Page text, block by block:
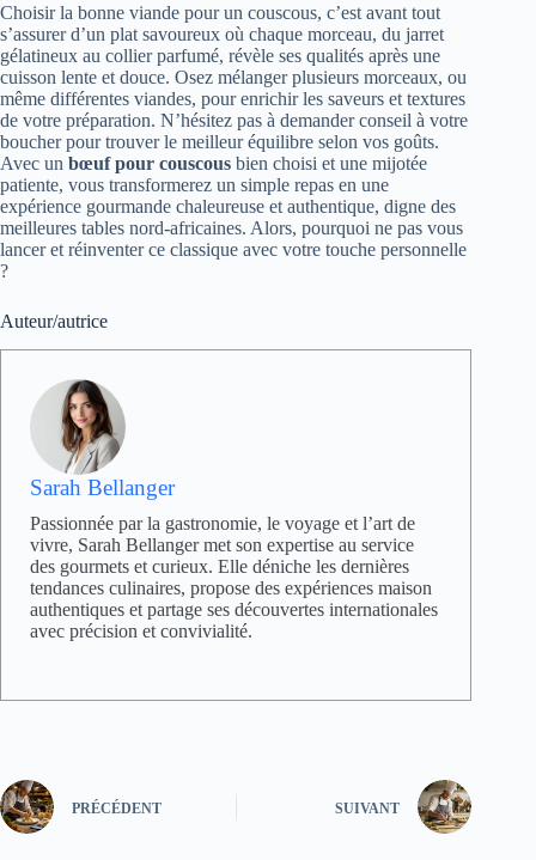
Choisir la bonne viande pour un couscous, c’est avant tout
s’assurer d’un plat savoureux où chaque morceau, du jarret
gélatineux au collier parfumé, révèle ses qualités après une
cuisson lente et douce. Osez mélanger plusieurs morceaux, ou
même différentes viandes, pour enrichir les saveurs et textures
de votre préparation. N’hésitez pas à demander conseil à votre
boucher pour trouver le meilleur équilibre selon vos goûts.
Avec un bœuf pour couscous bien choisi et une mijotée
patiente, vous transformerez un simple repas en une
expérience gourmande chaleureuse et authentique, digne des
meilleures tables nord-africaines. Alors, pourquoi ne pas vous
lancer et réinventer ce classique avec votre touche personnelle
?
Auteur/autrice
Sarah Bellanger
Passionnée par la gastronomie, le voyage et l’art de
vivre, Sarah Bellanger met son expertise au service
des gourmets et curieux. Elle déniche les dernières
tendances culinaires, propose des expériences maison
authentiques et partage ses découvertes internationales
avec précision et convivialité.
PRÉCÉDENT SUIVANT